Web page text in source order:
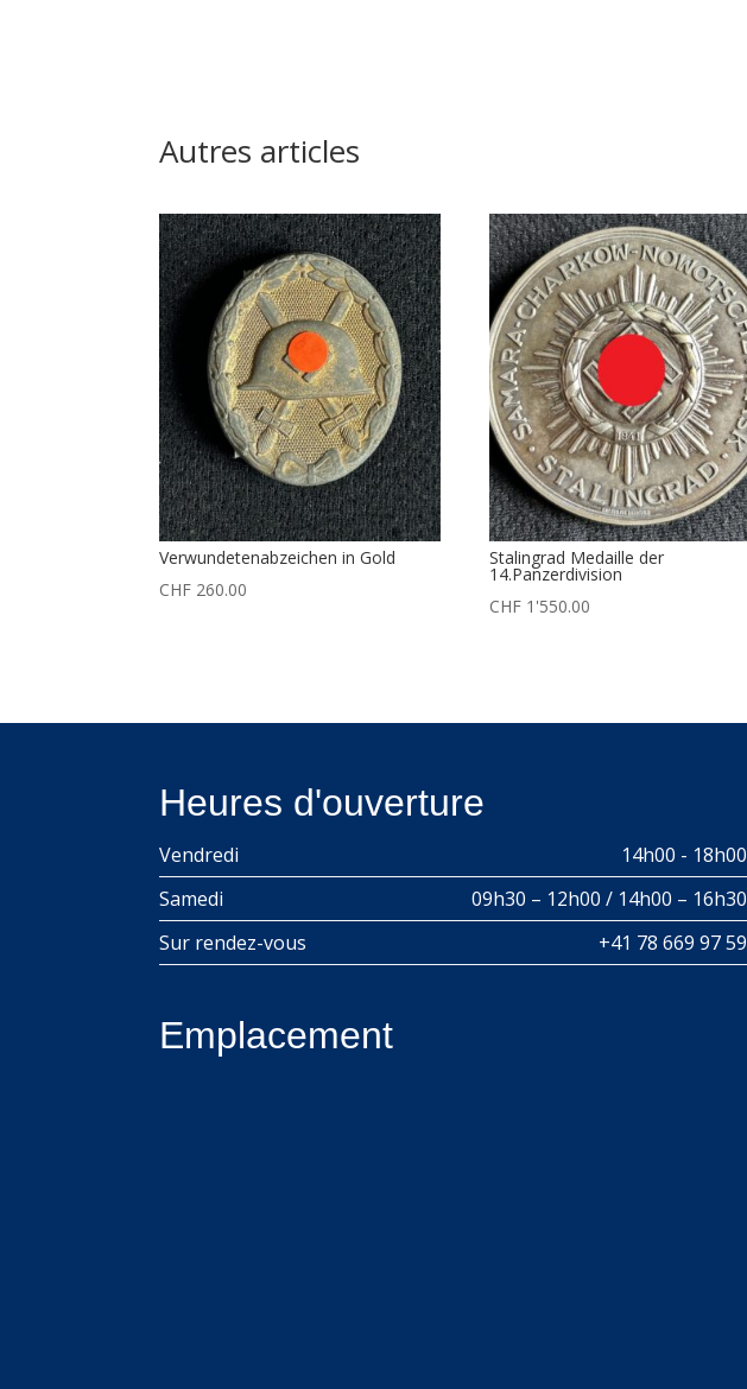
Autres articles
Verwundetenabzeichen in Gold
CHF 260.00
Stalingrad Medaille der
14.Panzerdivision
CHF 1'550.00
Heures d'ouverture
Vendredi
14h00 - 18h00
Samedi
09h30 – 12h00 / 14h00 – 16h30
Sur rendez-vous
+41 78 669 97 59
Emplacement